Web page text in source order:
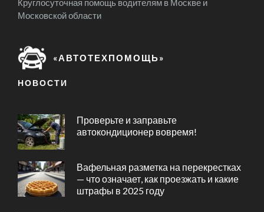
Круглосуточная помощь водителям в Москве и
Московской области
«АВТОТЕХПОМОЩЬ»
НОВОСТИ
Проверьте и заправьте
автокондиционер вовремя!
Вафельная разметка на перекрестках
— что означает, как проезжать и какие
штрафы в 2025 году